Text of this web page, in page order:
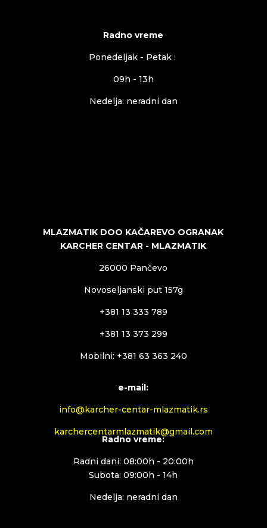
Radno vreme
Ponedeljak - Petak :
09h - 13h
Nedelja: neradni dan
MLAZMATIK DOO KAČAREVO OGRANAK
KARCHER CENTAR - MLAZMATIK
26000 Pančevo
Novoseljanski put 157g
+381 13 333 789
+381 13 373 299
Mobilni: +381 63 363 240
e-mail:
info@karcher-centar-mlazmatik.rs
karchercentarmlazmatik@gmail.com
Radno vreme:
Radni dani: 08:00h - 20:00h
Subota: 09:00h - 14h
Nedelja: neradni dan